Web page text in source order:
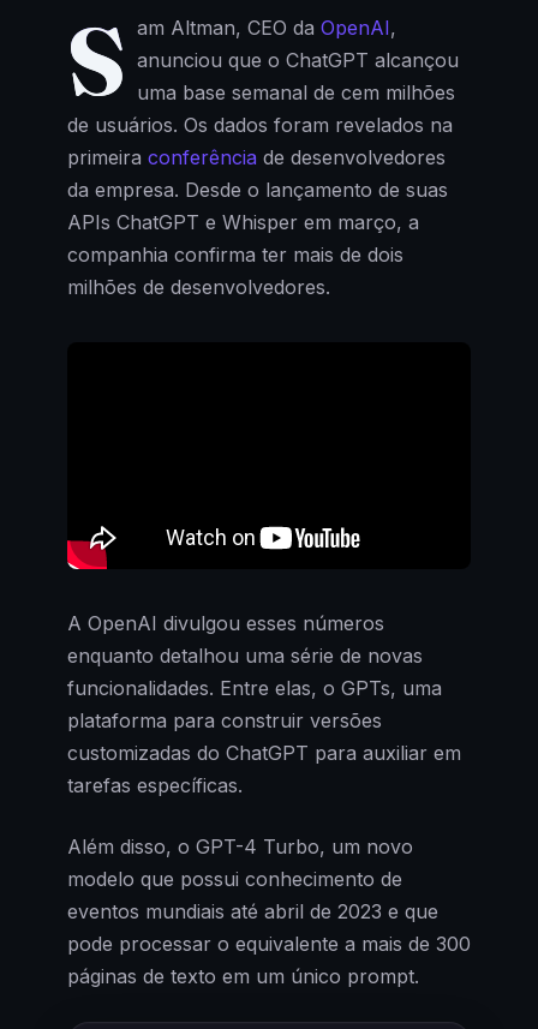
S am Altman, CEO da OpenAI,
anunciou que o ChatGPT alcançou
uma base semanal de cem milhões
de usuários. Os dados foram revelados na
primeira conferência de desenvolvedores
da empresa. Desde o lançamento de suas
APIs ChatGPT e Whisper em março, a
companhia confirma ter mais de dois
milhões de desenvolvedores.
A OpenAI divulgou esses números
enquanto detalhou uma série de novas
funcionalidades. Entre elas, o GPTs, uma
plataforma para construir versões
customizadas do ChatGPT para auxiliar em
tarefas específicas.
Além disso, o GPT-4 Turbo, um novo
modelo que possui conhecimento de
eventos mundiais até abril de 2023 e que
pode processar o equivalente a mais de 300
páginas de texto em um único prompt.